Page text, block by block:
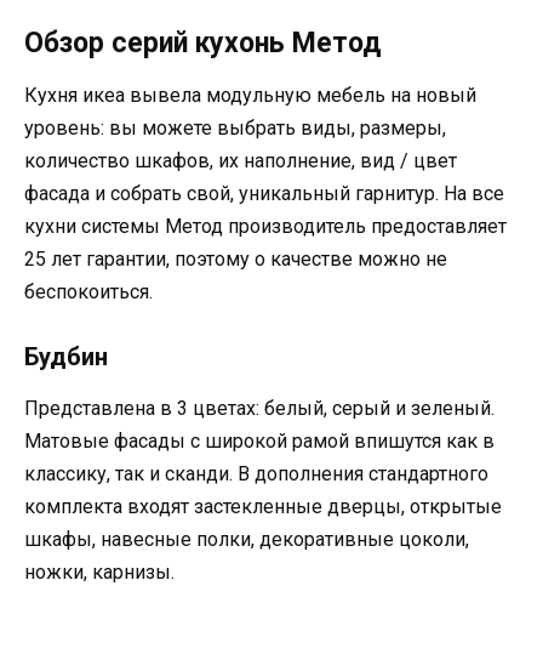
Обзор серий кухонь Метод
Кухня икеа вывела модульную мебель на новый
уровень: вы можете выбрать виды, размеры,
количество шкафов, их наполнение, вид / цвет
фасада и собрать свой, уникальный гарнитур. На все
кухни системы Метод производитель предоставляет
25 лет гарантии, поэтому о качестве можно не
беспокоиться.
Будбин
Представлена в 3 цветах: белый, серый и зеленый.
Матовые фасады с широкой рамой впишутся как в
классику, так и сканди. В дополнения стандартного
комплекта входят застекленные дверцы, открытые
шкафы, навесные полки, декоративные цоколи,
ножки, карнизы.